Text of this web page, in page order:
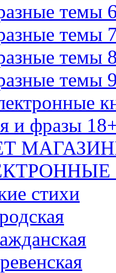
темы
темы
темы
темы
и фразы
стихи